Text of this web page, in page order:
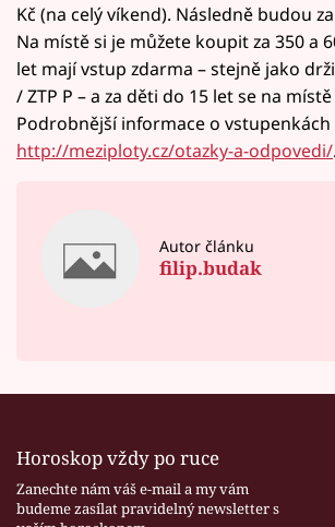
Kč (na celý víkend). Následně budou
Na místě si je můžete koupit za 350 a
let mají vstup zdarma – stejně jako
/ ZTP P – a za děti do 15 let se na
Podrobnější informace o vstupenkách
http://meziploty.cz/otazky-a-odpovedi/.
Autor článku
filip.budak
Horoskop vždy po ruce
Zanechte nám váš e-mail a my vám
budeme zasílat pravidelný newsletter s